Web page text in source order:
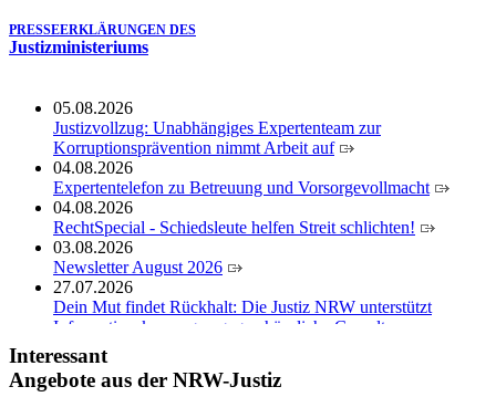
PRESSEERKLÄRUNGEN DES
Justizministeriums
05.08.2026
Justizvollzug: Unabhängiges Expertenteam zur
Korruptionsprävention nimmt Arbeit auf
04.08.2026
Expertentelefon zu Betreuung und Vorsorgevollmacht
04.08.2026
RechtSpecial - Schiedsleute helfen Streit schlichten!
03.08.2026
Newsletter August 2026
27.07.2026
Dein Mut findet Rückhalt: Die Justiz NRW unterstützt
Informationskampagne gegen häusliche Gewalt
10.07.2026
Anerkennung für innovative Suizidpräventionsarbeit: JVA
Köln ausgezeichnet
Interessant
Angebote aus der NRW-Justiz